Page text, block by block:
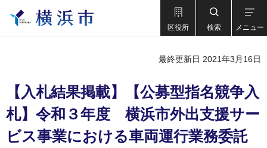
区役所 検索 メニュー
最終更新日 2021年3月16日
【入札結果掲載】【公募型指名競争入
札】令和３年度 横浜市外出支援サー
ビス事業における車両運行業務委託